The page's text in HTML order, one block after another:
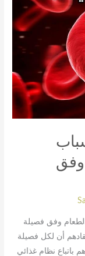
الدم، 7 أسباب
وفق
تناول الطعام وفق فصيلة
أن لكل فصيلة
باتباع نظام غذائي